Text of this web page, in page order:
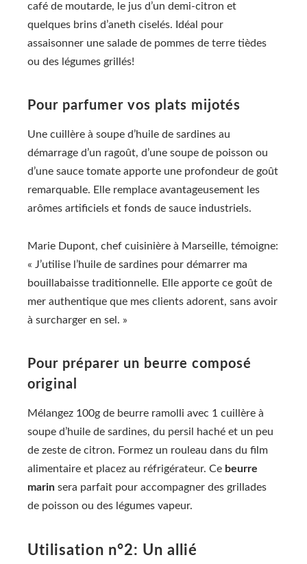
café de moutarde, le jus d’un demi-citron et
quelques brins d’aneth ciselés. Idéal pour
assaisonner une salade de pommes de terre tièdes
ou des légumes grillés!
Pour parfumer vos plats mijotés
Une cuillère à soupe d’huile de sardines au
démarrage d’un ragoût, d’une soupe de poisson ou
d’une sauce tomate apporte une profondeur de goût
remarquable. Elle remplace avantageusement les
arômes artificiels et fonds de sauce industriels.
Marie Dupont, chef cuisinière à Marseille, témoigne:
« J’utilise l’huile de sardines pour démarrer ma
bouillabaisse traditionnelle. Elle apporte ce goût de
mer authentique que mes clients adorent, sans avoir
à surcharger en sel. »
Pour préparer un beurre composé
original
Mélangez 100g de beurre ramolli avec 1 cuillère à
soupe d’huile de sardines, du persil haché et un peu
de zeste de citron. Formez un rouleau dans du film
alimentaire et placez au réfrigérateur. Ce beurre
marin sera parfait pour accompagner des grillades
de poisson ou des légumes vapeur.
Utilisation n°2: Un allié